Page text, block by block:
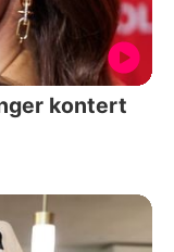
kontert